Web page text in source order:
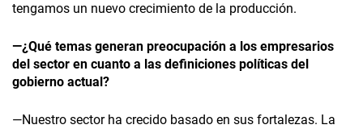
tengamos un nuevo crecimiento de la producción.
—¿Qué temas generan preocupación a los empresarios
del sector en cuanto a las definiciones políticas del
gobierno actual?
—Nuestro sector ha crecido basado en sus fortalezas. La